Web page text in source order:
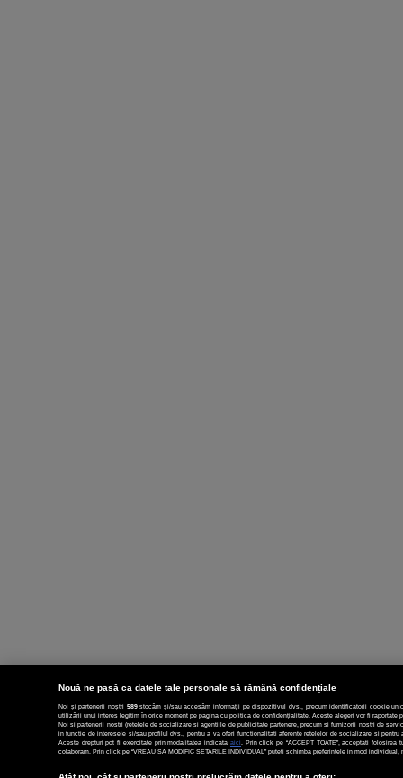
Nouă ne pasă ca datele tale personale să rămână confidențiale
Noi și partenerii noștri 589stocăm și/sau accesăm informații pe dispozitivul dvs., precum identificatorii cookie
utilizării unui interes legitim în orice moment pe pagina cu politica de confidențialitate. Aceste alegeri vor fi raportate
Noi si partenerii nostri (retelele de socializare si agentiile de publicitate partenere, precum si furnizorii nostri de
in functie de interesele si/sau profilul dvs., pentru a va oferi functionalitati aferente retelelor de socializare si
Aceste drepturi pot fi exercitate prin modalitatea indicata aici. Prin click pe “ACCEPT TOATE”, acceptati
colaboram. Prin click pe “VREAU SA MODIFIC SETARILE INDIVIDUAL” puteti schimba preferintele in mod